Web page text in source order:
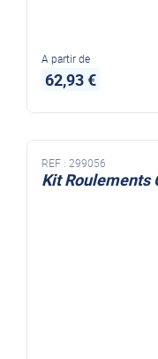
A partir de
62,93 €
REF : 299056
Kit Roulements